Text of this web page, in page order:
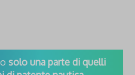
solo una parte di quelli